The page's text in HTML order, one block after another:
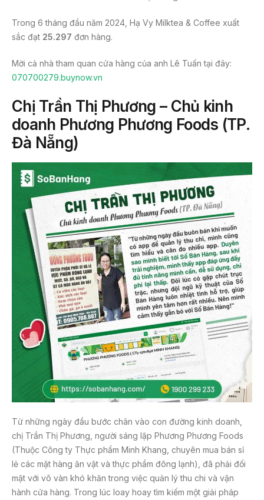
Trong 6 tháng đầu năm 2024, Hạ Vy Milktea & Coffee xuất
sắc đạt 25.297 đơn hàng.
Mời cả nhà tham quan cửa hàng của anh Lê Tuấn tại đây:
070700279.buynow.vn
Chị Trần Thị Phương – Chủ kinh
doanh Phương Phương Foods (TP.
Đà Nẵng)
Từ những ngày đầu bước chân vào con đường kinh doanh,
chị Trần Thị Phương, người sáng lập Phương Phương Foods
(Thuộc Công ty Thực phẩm Minh Khang, chuyên mua bán sỉ
lẻ các mặt hàng ăn vặt và thực phẩm đông lạnh), đã phải đối
mặt với vô vàn khó khăn trong việc quản lý thu chi và vận
hành cửa hàng. Trong lúc loay hoay tìm kiếm một giải pháp